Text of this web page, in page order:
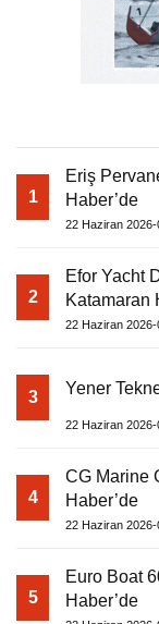
1
Eriş
Haber’de
22 Haziran 2026-
2
Efor Yacht
Katamaran
22 Haziran 2026-
3 Yener
22 Haziran 2026-
4
CG Marine
Haber’de
22 Haziran 2026-
5
Euro Boat
Haber’de